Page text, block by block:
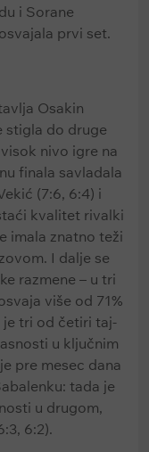
i Sorane
prvi set.
Osakin
stigla do druge
nivo igre na
finala savladala
(7:6, 6:4) i
kvalitet rivalki
imala znatno teži
I dalje se
razmene – u tri
više od 71%
je tri od četiri taj-
u ključnim
pre mesec dana
tada je
u drugom,
6:2).